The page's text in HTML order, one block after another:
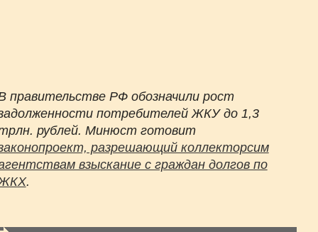
правительстве РФ обозначили рост
потребителей ЖКУ до 1,3
рублей. Минюст готовит
разрешающий коллекторсим
взыскание с граждан долгов по
.